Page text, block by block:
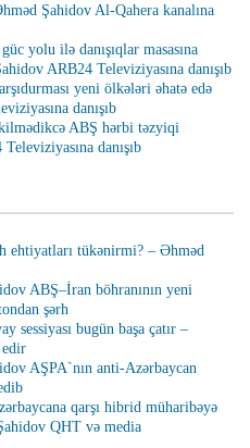
Şahidov Al-Qahera kanalına
yolu ilə danışıqlar masasına
ARB24 Televiziyasına danışıb
yeni ölkələri əhatə edə
danışıb
ABŞ hərbi təzyiqi
danışıb
ehtiyatları tükənirmi? – Əhməd
ABŞ–İran böhranının yeni
şərh
sessiyası bugün başa çatır –
edir
AŞPA`nın anti-Azərbaycan
qarşı hibrid müharibəyə
QHT və media